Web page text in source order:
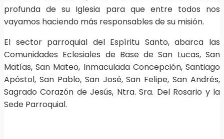
profunda de su Iglesia para que entre todos nos
vayamos haciendo más responsables de su misión.
El sector parroquial del Espíritu Santo, abarca las
Comunidades Eclesiales de Base de San Lucas, San
Matías, San Mateo, Inmaculada Concepción, Santiago
Apóstol, San Pablo, San José, San Felipe, San Andrés,
Sagrado Corazón de Jesús, Ntra. Sra. Del Rosario y la
Sede Parroquial.